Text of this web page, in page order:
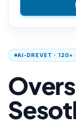
AI-DREVET · 120+